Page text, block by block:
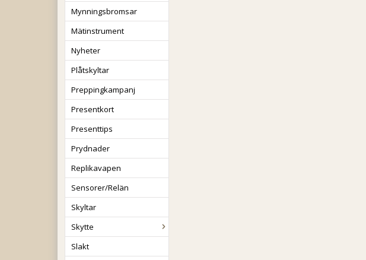
Mynningsbromsar
Mätinstrument
Nyheter
Plåtskyltar
Preppingkampanj
Presentkort
Presenttips
Prydnader
Replikavapen
Sensorer/Relän
Skyltar
Skytte
Slakt